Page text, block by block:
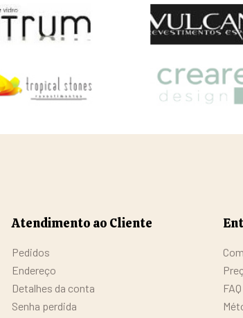
Atendimento ao Cliente
Pedidos
Endereço
Detalhes da conta
Senha perdida
FAQ